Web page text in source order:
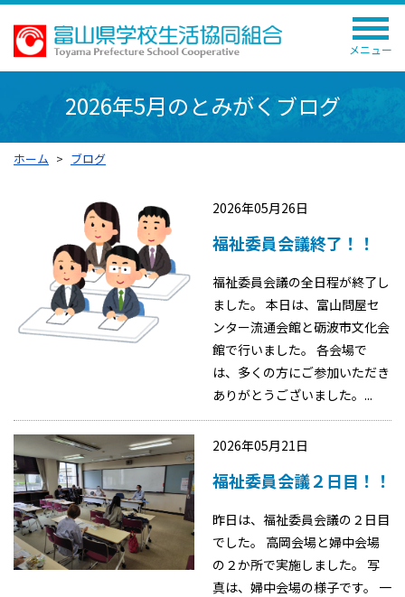
メニュー
2026年5月のとみがくブログ
ホーム ブログ
2026年05月26日
福祉委員会議終了！！
福祉委員会議の全日程が終了し
ました。 本日は、富山問屋セ
ンター流通会館と砺波市文化会
館で行いました。 各会場で
は、多くの方にご参加いただき
ありがとうございました。...
2026年05月21日
福祉委員会議２日目！！
昨日は、福祉委員会議の２日目
でした。 高岡会場と婦中会場
の２か所で実施しました。 写
真は、婦中会場の様子です。 一